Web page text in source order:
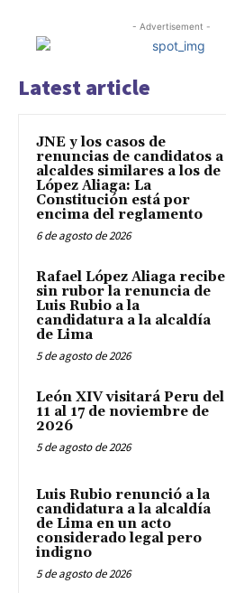
- Advertisement -
Latest article
JNE y los casos de
renuncias de candidatos a
alcaldes similares a los de
López Aliaga: La
Constitución está por
encima del reglamento
6 de agosto de 2026
Rafael López Aliaga recibe
sin rubor la renuncia de
Luis Rubio a la
candidatura a la alcaldía
de Lima
5 de agosto de 2026
León XIV visitará Peru del
11 al 17 de noviembre de
2026
5 de agosto de 2026
Luis Rubio renunció a la
candidatura a la alcaldía
de Lima en un acto
considerado legal pero
indigno
5 de agosto de 2026